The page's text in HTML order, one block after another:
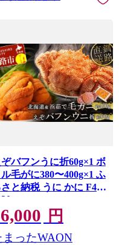
ぞバフンうに折60g×1 ボ
毛がに380〜400g×1 ふ
と納税 うに かに F4F-
円
まったWAON